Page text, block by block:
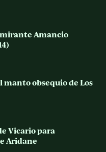
Amancio
manto obsequio de Los
Vicario para
Aridane